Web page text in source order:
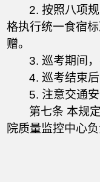
2. 按照八项
格执行统一食宿
赠。
3. 巡考期间
4. 巡考结束
5. 注意交通安
第七条 本规
院质量监控中心负